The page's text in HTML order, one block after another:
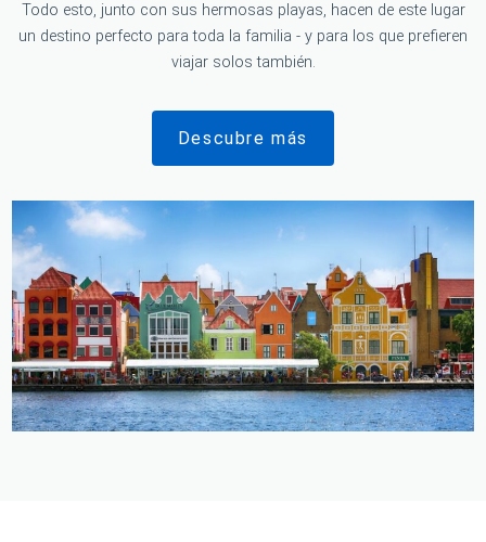
Todo esto, junto con sus hermosas playas, hacen de este lugar
un destino perfecto para toda la familia - y para los que prefieren
viajar solos también.
Descubre más